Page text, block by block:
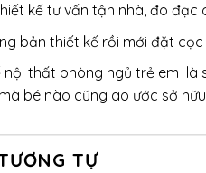
kế tư vấn tận nhà, đo đạc
bản thiết kế rồi mới đặt
nội thất phòng ngủ trẻ em là
bé nào cũng ao ước sở
TỰ